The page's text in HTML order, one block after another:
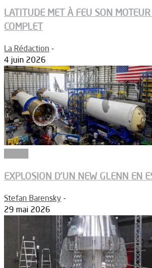
LATITUDE MET À FEU SON
COMPLET
La Rédaction -
4 juin 2026
EXPLOSION D’UN NEW GLENN EN
Stefan Barensky -
29 mai 2026